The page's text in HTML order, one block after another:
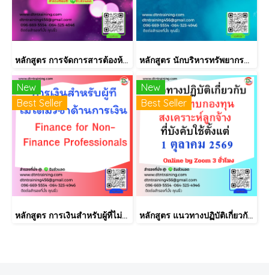
หลักสูตร การจัดการสารต้องห้ามตามระเบียบ RoHS V2.1, REACH และ QC080000 หลักสูตร นักบริหารทรัพยากรบุคคลมือใหม่ (HR New Comer)
New
Best Seller
หลักสูตร การเงินสำหรับผู้ที่ไม่ได้มีวิชาชีพด้านการเงิน (Finance for Non-Finance Professionals)
New
Best Seller
หลักสูตร แนวทางปฏิบัติเกี่ยวกับ เงินสมทบกองทุนสงเคราะห์ลูกจ้าง ที่บังคับใช้ตั้งแต่ 1 ตุลาคม 2569